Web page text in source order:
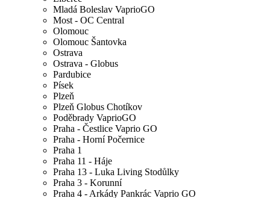
Mladá Boleslav VaprioGO
Most - OC Central
Olomouc
Olomouc Šantovka
Ostrava
Ostrava - Globus
Pardubice
Písek
Plzeň
Plzeň Globus Chotíkov
Poděbrady VaprioGO
Praha - Čestlice Vaprio GO
Praha - Horní Počernice
Praha 1
Praha 11 - Háje
Praha 13 - Luka Living Stodůlky
Praha 3 - Korunní
Praha 4 - Arkády Pankrác Vaprio GO